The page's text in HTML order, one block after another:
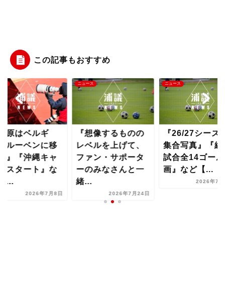
この記事もおすすめ
原はベルギ
ルーベンに移
』『沖縄キャ
スタート』な
...
2026年7月8日
ニュース
『想像するものの
レベルを上げて、
ファン・サポータ
ーのみなさんと一
緒...
2026年7月24日
ニュース
『26/27シーズ
集合写真』『練
試合全14ゴー
画』など【...
2026年7